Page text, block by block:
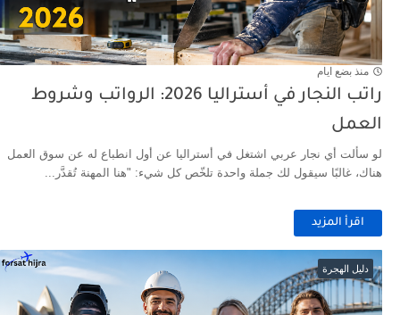
منذ بضع ايام
راتب النجار في أستراليا 2026: الرواتب وشروط
العمل
لو سألت أي نجار عربي اشتغل في أستراليا عن أول انطباع له عن سوق العمل
هناك، غالبًا سيقول لك جملة واحدة تلخّص كل شيء: "هنا المهنة تُقدَّر...
اقرأ المزيد
دليل الهجرة